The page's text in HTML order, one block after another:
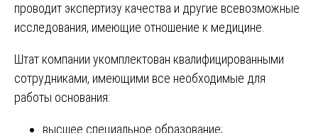
проводит экспертизу качества и другие всевозможные
исследования, имеющие отношение к медицине.
Штат компании укомплектован квалифицированными
сотрудниками, имеющими все необходимые для
работы основания:
высшее специальное образование;